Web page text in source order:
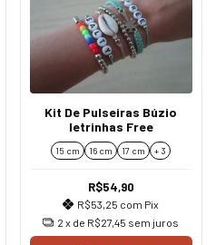
Kit De Pulseiras Búzio
letrinhas Free
15 cm 16 cm 17 cm + 3
R$54,90
R$53,25 com Pix
2 x de R$27,45 sem juros